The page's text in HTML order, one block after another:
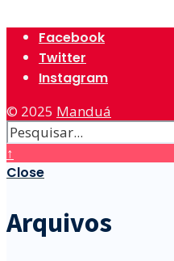
Facebook
Twitter
Instagram
© 2025 Manduá
↑
Close
Arquivos